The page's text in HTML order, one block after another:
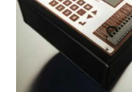
SERVICE
サービス内容